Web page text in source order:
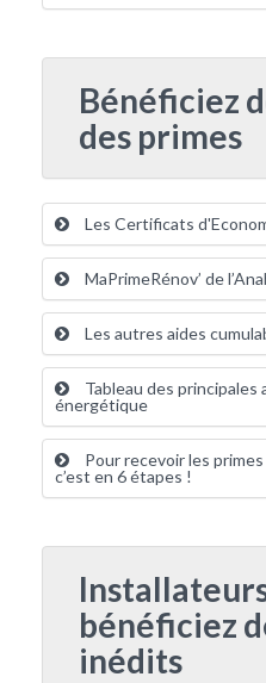
Bénéficiez
des primes
Les Certificats
MaPrimeRénov’ de
Les autres aides
Tableau des principales
énergétique
Pour recevoir les
c’est en 6 étapes !
bénéficiez
inédits